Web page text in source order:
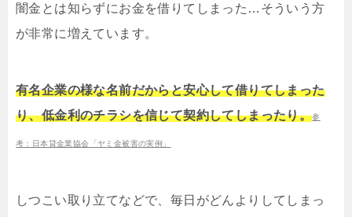
闇金とは知らずにお金を借りてしまった…そういう方
が非常に増えています。
有名企業の様な名前だからと安心して借りてしまった
り、低金利のチラシを信じて契約してしまったり。参
考：日本貸金業協会「ヤミ金被害の実例」
しつこい取り立てなどで、毎日がどんよりしてしまっ